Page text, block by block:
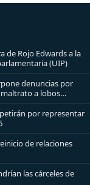
de Rojo Edwards a la
(UIP)
denuncias por
a lobos
por representar
de relaciones
las cárceles de